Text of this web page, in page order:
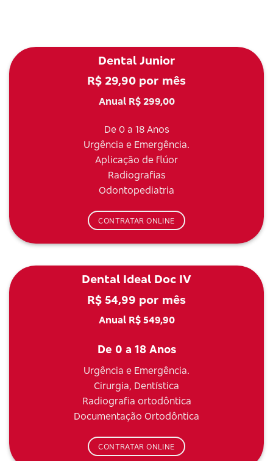
Dental Junior
R$ 29,90 por mês
Anual R$ 299,00
De 0 a 18 Anos
Urgência e Emergência.
Aplicação de flúor
Radiografias
Odontopediatria
CONTRATAR ONLINE
Dental Ideal Doc IV
R$ 54,99 por mês
Anual R$ 549,90
De 0 a 18 Anos
Urgência e Emergência.
Cirurgia, Dentística
Radiografia ortodôntica
Documentação Ortodôntica
CONTRATAR ONLINE